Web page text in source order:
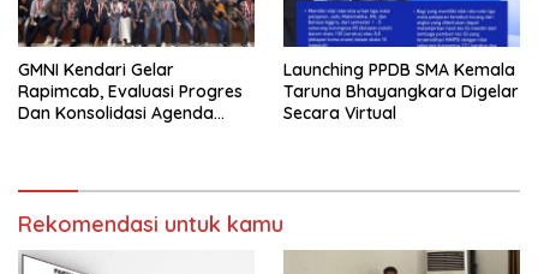
GMNI Kendari Gelar
Rapimcab, Evaluasi Progres
Dan Konsolidasi Agenda
Launching PPDB SMA Kemala
Taruna Bhayangkara Digelar
Secara Virtual
Rekomendasi untuk kamu